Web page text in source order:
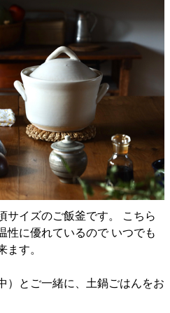
サイズのご飯釜です。 こちら
性に優れているので いつでも
ます。
）とご一緒に、土鍋ごはんをお